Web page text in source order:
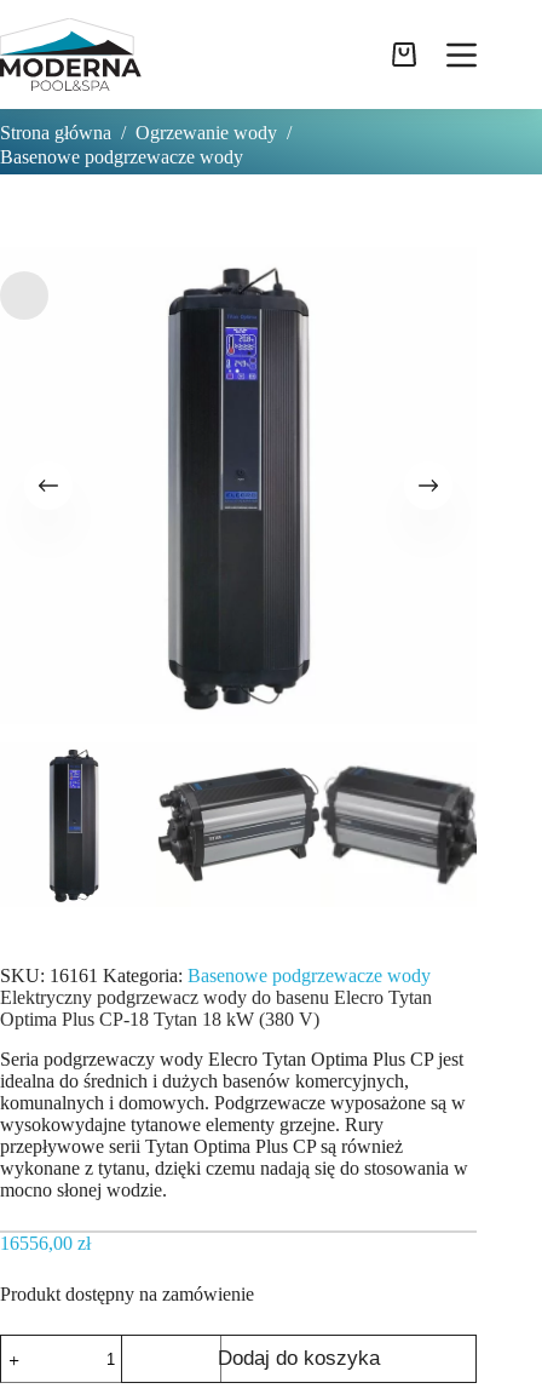
do
treści
Koszyk
Strona główna / Ogrzewanie wody /
Basenowe podgrzewacze wody
SKU: 16161 Kategoria: Basenowe podgrzewacze wody
Elektryczny podgrzewacz wody do basenu Elecro Tytan
Optima Plus СP-18 Tytan 18 kW (380 V)
Seria podgrzewaczy wody Elecro Tytan Optima Plus CP jest
idealna do średnich i dużych basenów komercyjnych,
komunalnych i domowych. Podgrzewacze wyposażone są w
wysokowydajne tytanowe elementy grzejne. Rury
przepływowe serii Tytan Optima Plus CP są również
wykonane z tytanu, dzięki czemu nadają się do stosowania w
mocno słonej wodzie.
16556,00 zł
Produkt dostępny na zamówienie
Elektryczny
podgrzewacz
Dodaj do koszyka